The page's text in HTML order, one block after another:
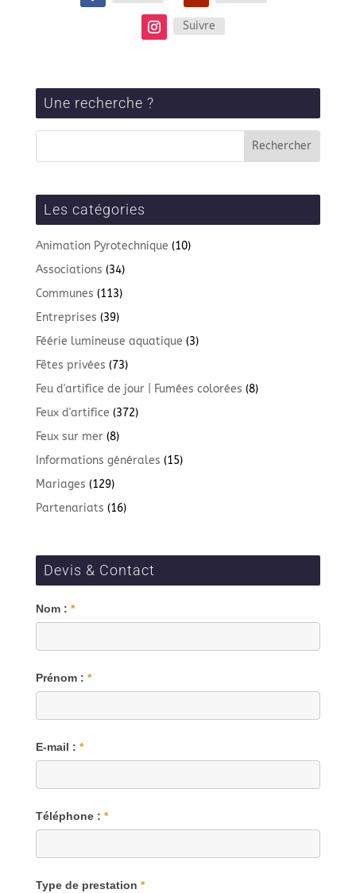
Suivre
Une recherche ?
Les catégories
Animation Pyrotechnique (10)
Associations (34)
Communes (113)
Entreprises (39)
Féérie lumineuse aquatique (3)
Fêtes privées (73)
Feu d'artifice de jour | Fumées colorées (8)
Feux d'artifice (372)
Feux sur mer(8)
Informations générales (15)
Mariages (129)
Partenariats (16)
Devis & Contact
Blog
Nom : *
Prénom : *
E-mail : *
Téléphone : *
Type de prestation *